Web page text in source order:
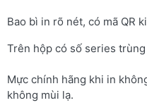
Bao bì in rõ nét, có mã QR
Trên hộp có số series
Mực chính hãng khi in
không mùi lạ.